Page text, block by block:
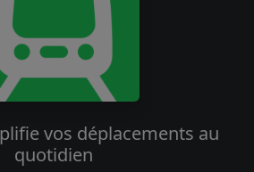
vos déplacements au
quotidien